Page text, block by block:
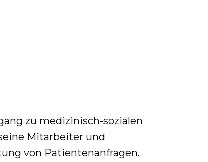
zu medizinisch-sozialen
Mitarbeiter und
von Patientenanfragen.